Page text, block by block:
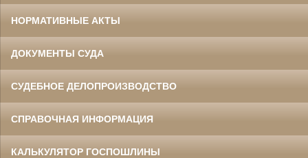
НОРМАТИВНЫЕ АКТЫ
ДОКУМЕНТЫ СУДА
СУДЕБНОЕ ДЕЛОПРОИЗВОДСТВО
СПРАВОЧНАЯ ИНФОРМАЦИЯ
КАЛЬКУЛЯТОР ГОСПОШЛИНЫ